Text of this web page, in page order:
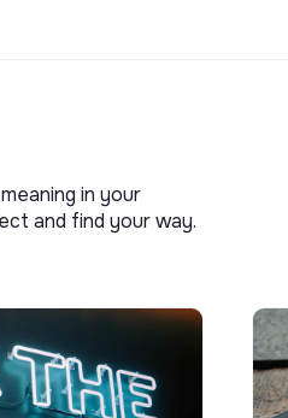
in your
and find your way.